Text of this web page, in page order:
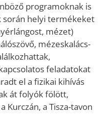
programoknak is
során helyi termékeket
mézet)
mézeskalács-
feladatokat
el a fizikai kihívás
át folyók fölött,
Kurczán, a Tisza-tavon